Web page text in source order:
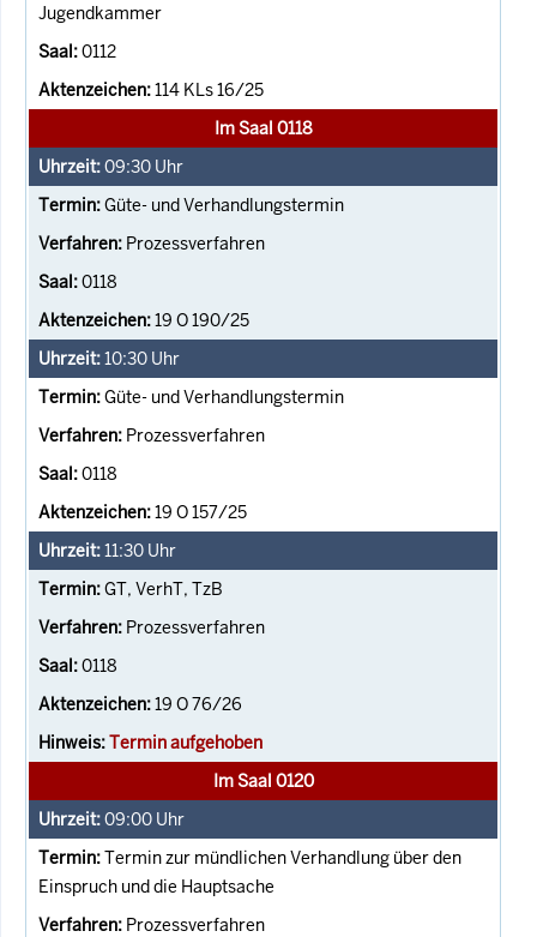
Jugendkammer
0112
114 KLs 16/25
Im Saal 0118
09:30 Uhr
Güte- und Verhandlungstermin
Prozessverfahren
0118
19 O 190/25
10:30 Uhr
Güte- und Verhandlungstermin
Prozessverfahren
0118
19 O 157/25
11:30 Uhr
GT, VerhT, TzB
Prozessverfahren
0118
19 O 76/26
Termin aufgehoben
Im Saal 0120
09:00 Uhr
Termin zur mündlichen Verhandlung über den
Einspruch und die Hauptsache
Prozessverfahren